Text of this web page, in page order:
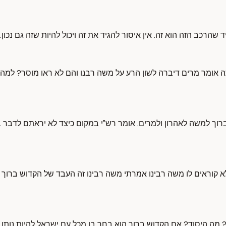
הזה הוא זה. אין איסור להגיד את זה ויכול להיות שזה גם
מרים דיברה לשון הרע על משה רבנו והם לא ראו מוסר?
למשה לאהרון ולמרים. אומר רש"י במקום כיצד לא יראתם
לו משה רבינו אמרתי משה רבינו זה העבד של הקדוש